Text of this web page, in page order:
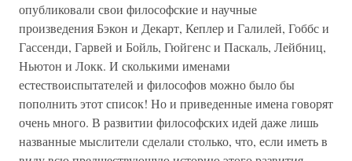
опубликовали свои философские и научные
произведения Бэкон и Декарт, Кеплер и Галилей, Гоббс и
Гассенди, Гарвей и Бойль, Гюйгенс и Паскаль, Лейбниц,
Ньютон и Локк. И сколькими именами
естествоиспытателей и философов можно было бы
пополнить этот список! Но и приведенные имена говорят
очень много. В развитии философских идей даже лишь
названные мыслители сделали столько, что, если иметь в